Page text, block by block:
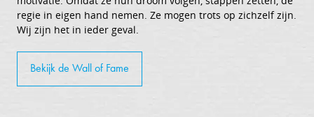
regie in eigen hand nemen. Ze mogen trots op zichzelf zijn.
Wij zijn het in ieder geval.
Bekijk de Wall of Fame